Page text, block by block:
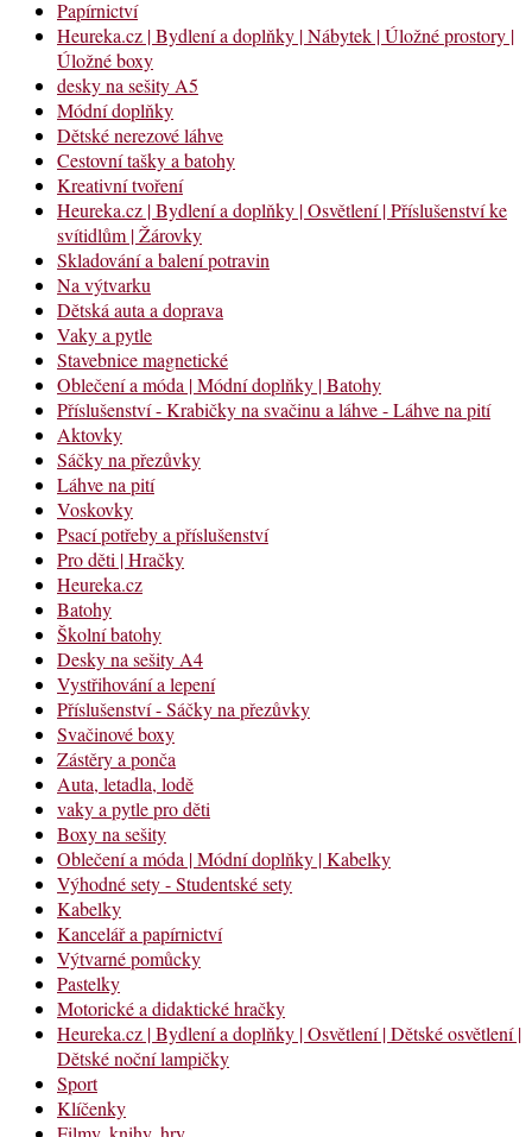
Papírnictví
Heureka.cz | Bydlení a doplňky | Nábytek | Úložné prostory |
Úložné boxy
desky na sešity A5
Módní doplňky
Dětské nerezové láhve
Cestovní tašky a batohy
Kreativní tvoření
Heureka.cz | Bydlení a doplňky | Osvětlení | Příslušenství ke
svítidlům | Žárovky
Skladování a balení potravin
Na výtvarku
Dětská auta a doprava
Vaky a pytle
Stavebnice magnetické
Oblečení a móda | Módní doplňky | Batohy
Příslušenství - Krabičky na svačinu a láhve - Láhve na pití
Aktovky
Sáčky na přezůvky
Láhve na pití
Voskovky
Psací potřeby a příslušenství
Pro děti | Hračky
Heureka.cz
Batohy
Školní batohy
Desky na sešity A4
Vystřihování a lepení
Příslušenství - Sáčky na přezůvky
Svačinové boxy
Zástěry a ponča
Auta, letadla, lodě
vaky a pytle pro děti
Boxy na sešity
Oblečení a móda | Módní doplňky | Kabelky
Výhodné sety - Studentské sety
Kabelky
Kancelář a papírnictví
Výtvarné pomůcky
Pastelky
Motorické a didaktické hračky
Heureka.cz | Bydlení a doplňky | Osvětlení | Dětské osvětlení |
Dětské noční lampičky
Sport
Klíčenky